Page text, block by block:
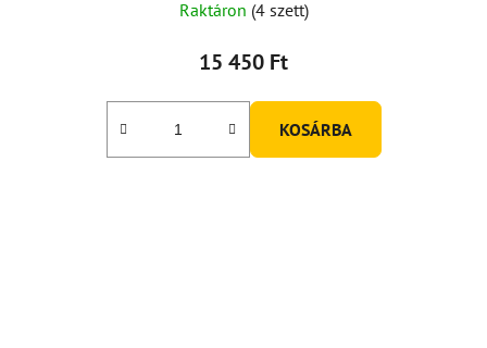
termék
átlagos
5-
Raktáron (4 szett)
15 450 Ft
KOSÁRBA